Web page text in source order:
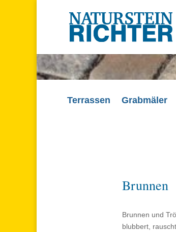
Terrassen Grabmäler
Brunnen
Brunnen und
blubbert,